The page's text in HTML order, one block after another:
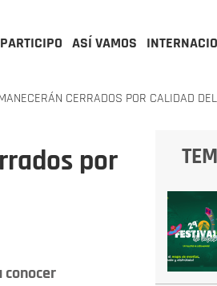
ASÍ VAMOS
CERRADOS POR CALIDAD
por
conocer